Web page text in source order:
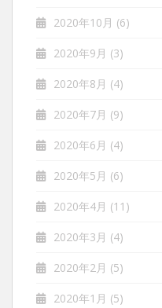
2020年10月 (6)
2020年9月 (3)
2020年8月 (4)
2020年7月 (9)
2020年6月 (4)
2020年5月 (6)
2020年4月 (11)
2020年3月 (4)
2020年2月 (5)
2020年1月 (5)